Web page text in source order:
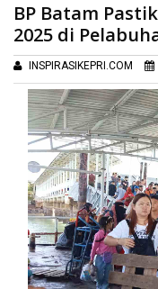
BP Batam Pastikan
BP Batam
2025 di
INSPIRASIKEPRI.COM